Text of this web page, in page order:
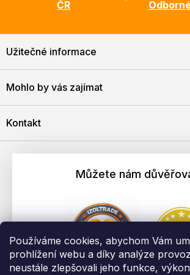
Používáme cookies, abychom Vám
prohlížení webu a díky analýze
neustále zlepšovali jeho funkce,
ČR
Užitečné informace
Mohlo by vás zajímat
Kontakt
Můžete nám